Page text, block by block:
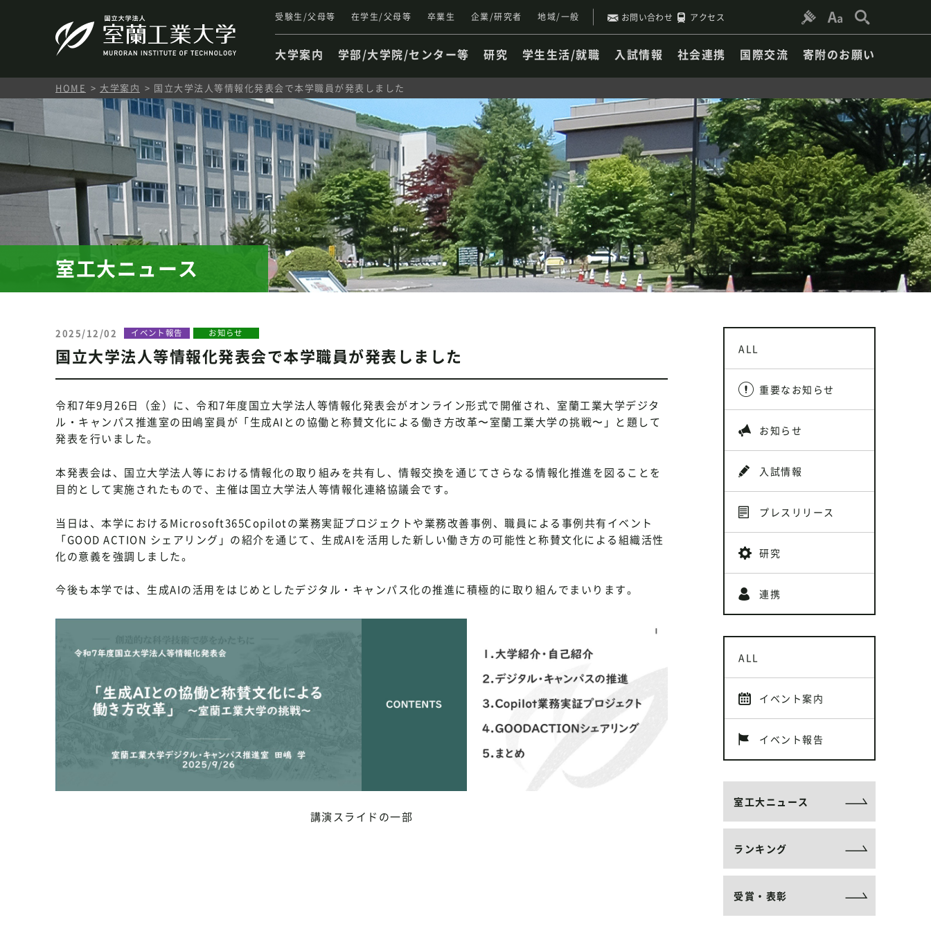
受験生/父母等 在学生/父母等 卒業生 企業/研究者 地域/一般 お問い合わせ アクセス
大学案内 学部/大学院/センター等 研究 学生生活/就職 入試情報 社会連携 国際交流 寄附のお願い
HOME 大学案内 国立大学法人等情報化発表会で本学職員が発表しました
室工大ニュース
2025/12/02 イベント報告 お知らせ
国立大学法人等情報化発表会で本学職員が発表しました
令和7年9月26日（金）に、令和7年度国立大学法人等情報化発表会がオンライン形式で開催され、室蘭工業大学デジタ
ル・キャンパス推進室の田嶋室員が「生成AIとの協働と称賛文化による働き方改革〜室蘭工業大学の挑戦〜」と題して
発表を行いました。
本発表会は、国立大学法人等における情報化の取り組みを共有し、情報交換を通じてさらなる情報化推進を図ることを
目的として実施されたもので、主催は国立大学法人等情報化連絡協議会です。
当日は、本学におけるMicrosoft365Copilotの業務実証プロジェクトや業務改善事例、職員による事例共有イベント
「GOOD ACTION シェアリング」の紹介を通じて、生成AIを活用した新しい働き方の可能性と称賛文化による組織活性
化の意義を強調しました。
今後も本学では、生成AIの活用をはじめとしたデジタル・キャンパス化の推進に積極的に取り組んでまいります。
講演スライドの一部
ALL
重要なお知らせ
お知らせ
入試情報
プレスリリース
研究
連携
ALL
イベント案内
イベント報告
室工大ニュース
ランキング
受賞・表彰